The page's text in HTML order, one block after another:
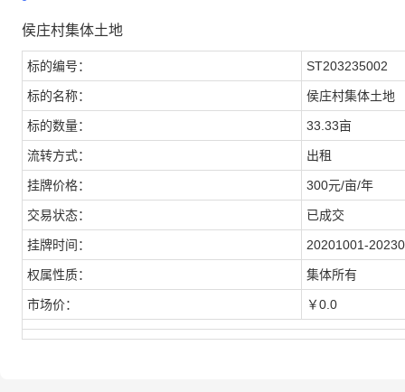
侯庄村集体土地
标的编号： ST203235002
标的名称： 侯庄村集体土地
标的数量： 33.33亩
流转方式： 出租
挂牌价格： 300元/亩/年
交易状态： 已成交
挂牌时间： 20201001-
权属性质： 集体所有
市场价： ￥0.0